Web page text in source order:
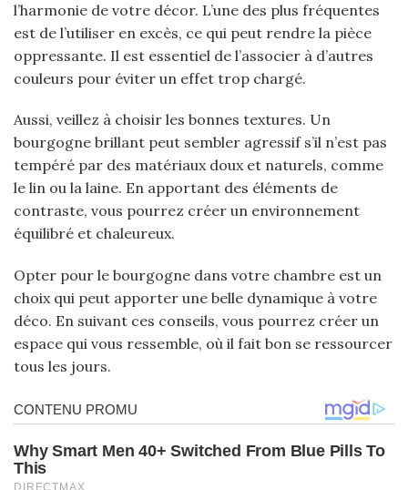
l’harmonie de votre décor. L’une des plus fréquentes
est de l’utiliser en excès, ce qui peut rendre la pièce
oppressante. Il est essentiel de l’associer à d’autres
couleurs pour éviter un effet trop chargé.
Aussi, veillez à choisir les bonnes textures. Un
bourgogne brillant peut sembler agressif s’il n’est pas
tempéré par des matériaux doux et naturels, comme
le lin ou la laine. En apportant des éléments de
contraste, vous pourrez créer un environnement
équilibré et chaleureux.
Opter pour le bourgogne dans votre chambre est un
choix qui peut apporter une belle dynamique à votre
déco. En suivant ces conseils, vous pourrez créer un
espace qui vous ressemble, où il fait bon se ressourcer
tous les jours.